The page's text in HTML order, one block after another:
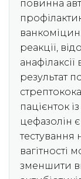
повинна
реакції,
результат
пацієнток
цефазолін
тестування
зменшити